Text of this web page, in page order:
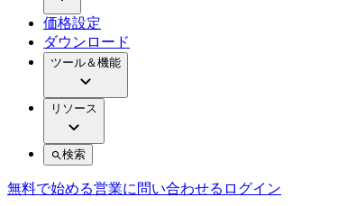
価格設定
ダウンロード
ツール＆機能
リソース
検索
無料で始める営業に問い合わせる ログイン